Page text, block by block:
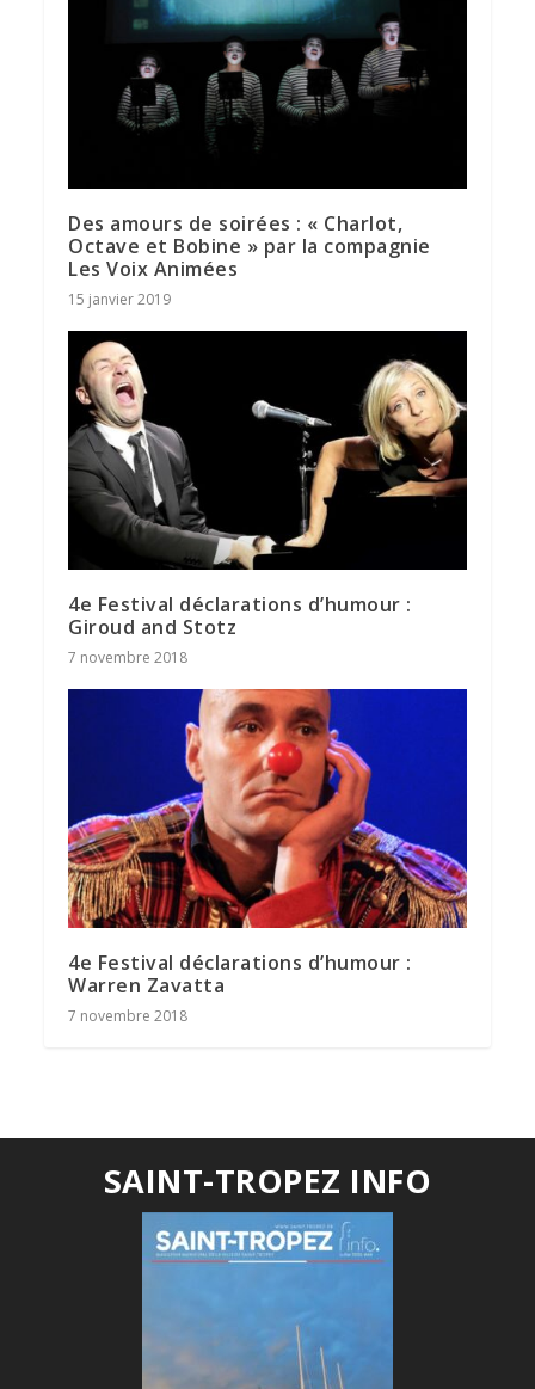
Des amours de soirées : « Charlot,
Octave et Bobine » par la compagnie
Les Voix Animées
15 janvier 2019
4e Festival déclarations d’humour :
Giroud and Stotz
7 novembre 2018
4e Festival déclarations d’humour :
Warren Zavatta
7 novembre 2018
SAINT-TROPEZ INFO